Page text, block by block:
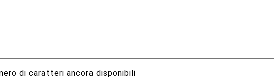
di caratteri ancora disponibili